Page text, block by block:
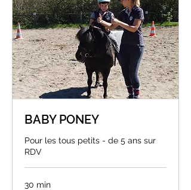
BABY PONEY
Pour les tous petits - de 5 ans sur
RDV
30 min